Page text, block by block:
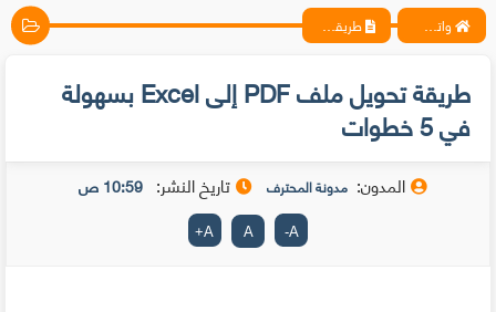
واتس آب ، فيسبوك ، أنترنت ، شروحات تقنية حصرية - المحترف طريقة تحويل ملف PDF إلى Excel بسهولة في 5 خطوات
طريقة تحويل ملف PDF إلى Excel بسهولة
في 5 خطوات
المدون: مدونة المحترف تاريخ النشر: 10:59 ص
A
-
A
A
+